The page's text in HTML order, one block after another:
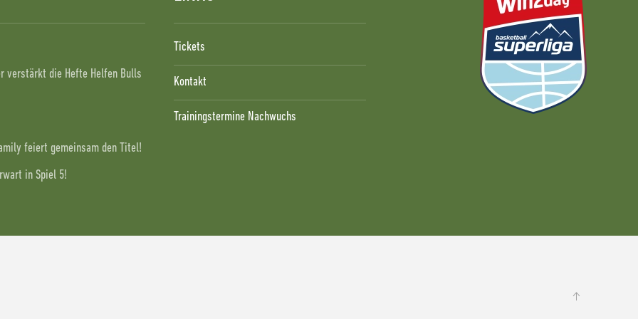
verstärkt die Hefte Helfen Bulls
feiert gemeinsam den Titel!
in Spiel 5!
Tickets
Kontakt
Trainingstermine Nachwuchs